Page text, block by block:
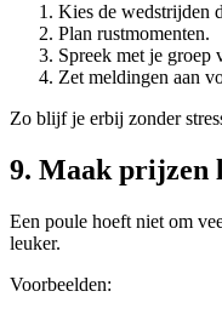
Kies de wedstrijden
Plan rustmomenten.
Spreek met je groep
Zet meldingen aan
Zo blijf je erbij zonder
9. Maak prijzen
Een poule hoeft niet om
leuker.
Voorbeelden: